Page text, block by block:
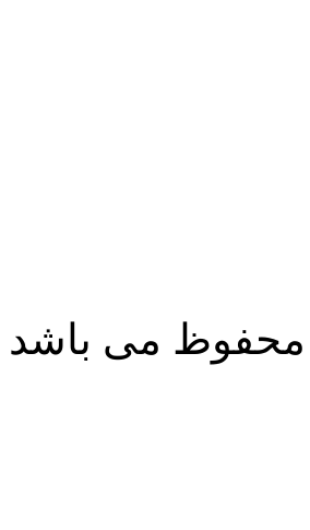
محفوظ می باشد